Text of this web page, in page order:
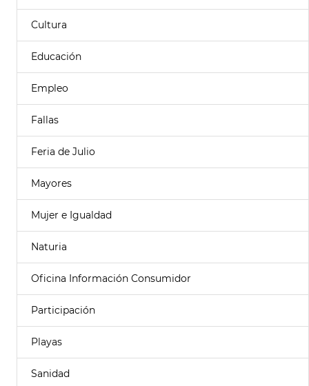
Cultura
Educación
Empleo
Fallas
Feria de Julio
Mayores
Mujer e Igualdad
Naturia
Oficina Información Consumidor
Participación
Playas
Sanidad